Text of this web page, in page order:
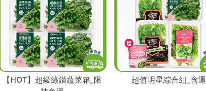
【HOT】超級綠鑽蔬菜箱_限
超值明星綜合組_含運